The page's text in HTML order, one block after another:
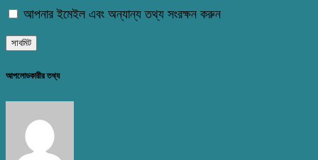
আপনার ইমেইল এবং অন্যান্য তথ্য সংরক্ষন করুন
আপলোডকারীর তথ্য